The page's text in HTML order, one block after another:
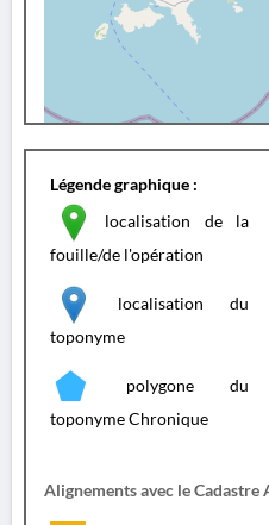
Légende graphique :
localisation de la
fouille/de l'opération
localisation du
toponyme
polygone du
toponyme Chronique
Alignements avec le Cadastre